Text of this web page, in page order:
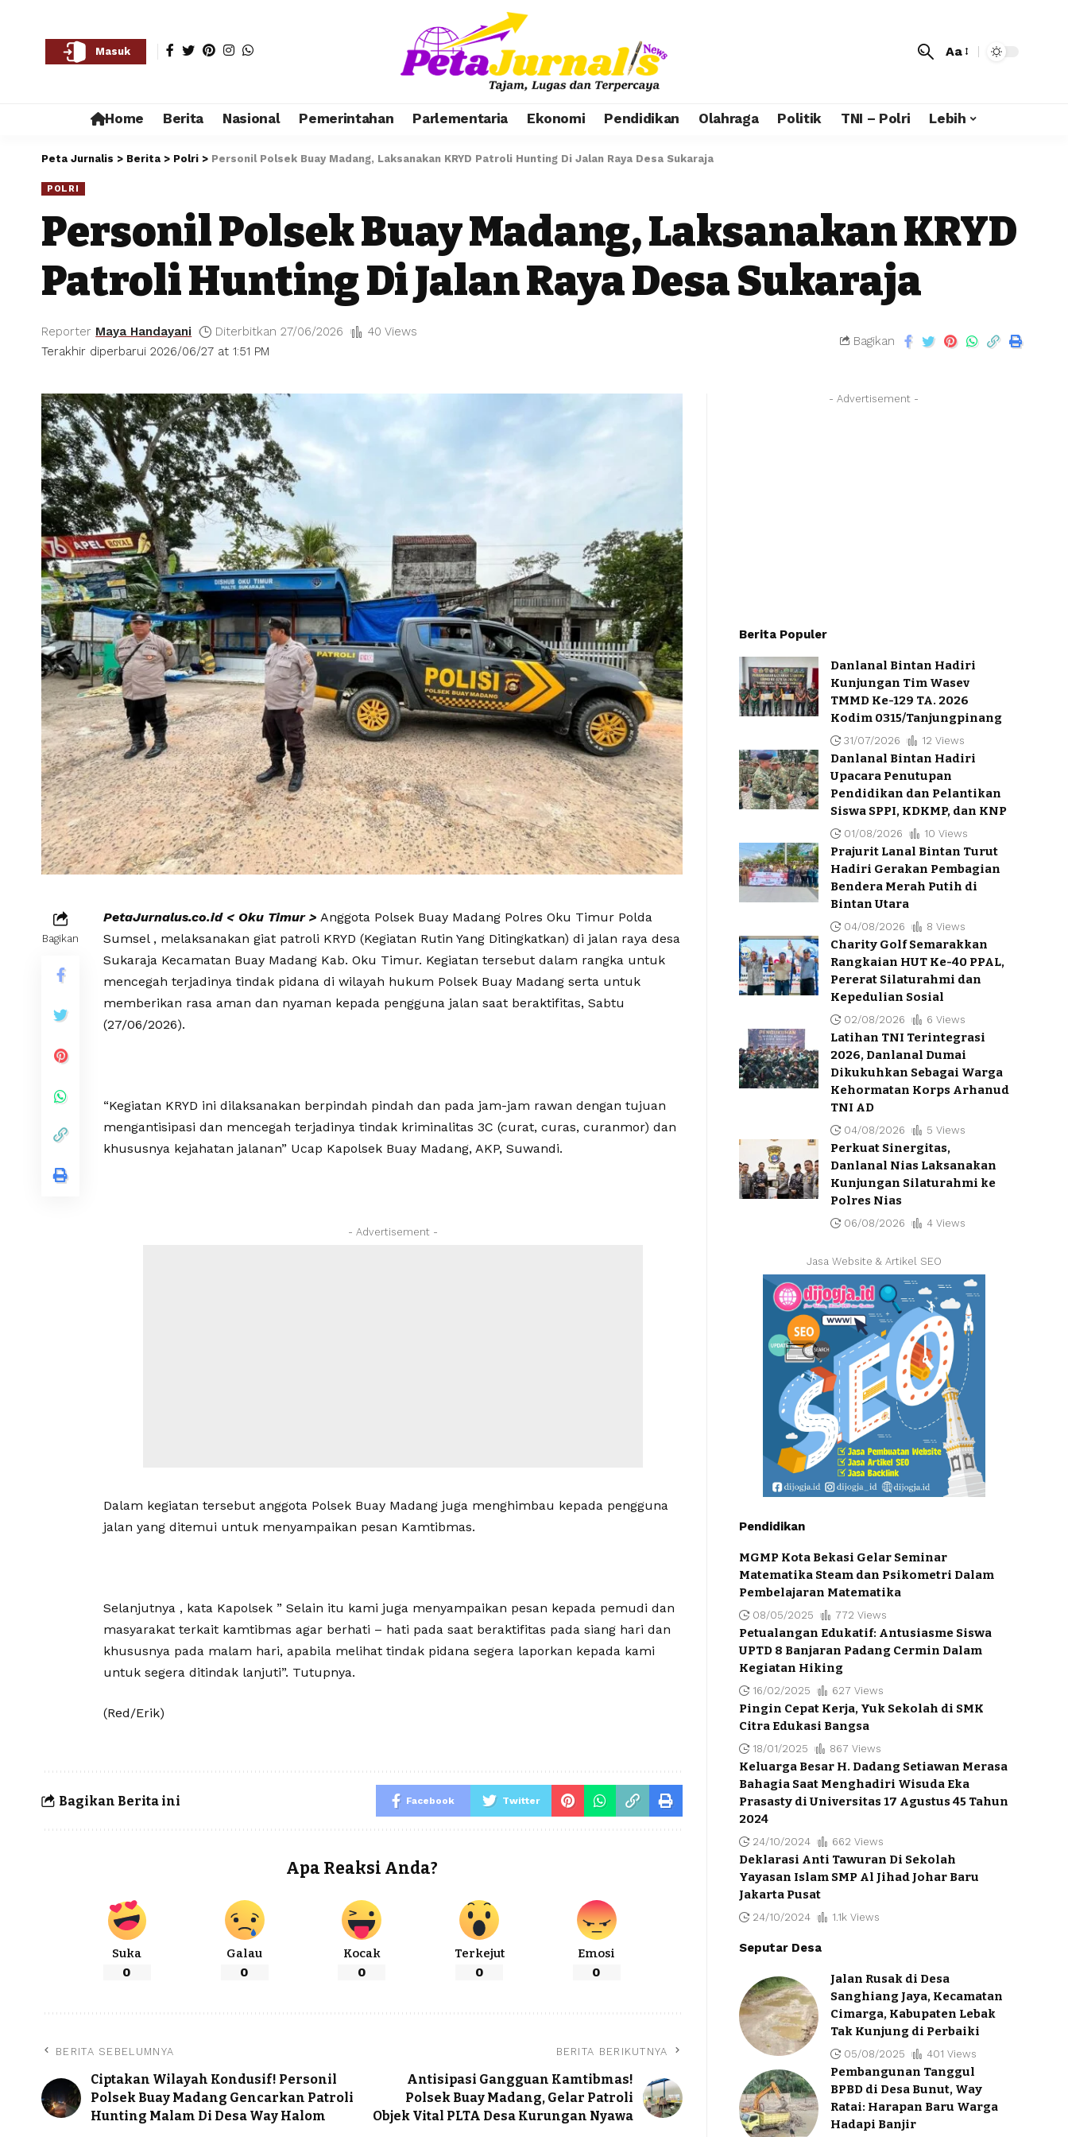
Masuk Aa
Home Berita Nasional Pemerintahan Parlementaria Ekonomi Pendidikan Olahraga Politik TNI – Polri Lebih
Peta Jurnalis > Berita > Polri > Personil Polsek Buay Madang, Laksanakan KRYD Patroli Hunting Di Jalan Raya Desa Sukaraja
POLRI
Personil Polsek Buay Madang, Laksanakan KRYD
Patroli Hunting Di Jalan Raya Desa Sukaraja
Terakhir diperbarui 2026/06/27 at 1:51 PM
Reporter Maya Handayani Diterbitkan 27/06/2026 40 Views
Bagikan
Bagikan
PetaJurnalus.co.id < Oku Timur > Anggota Polsek Buay Madang Polres Oku Timur Polda
Sumsel , melaksanakan giat patroli KRYD (Kegiatan Rutin Yang Ditingkatkan) di jalan raya desa
Sukaraja Kecamatan Buay Madang Kab. Oku Timur. Kegiatan tersebut dalam rangka untuk
mencegah terjadinya tindak pidana di wilayah hukum Polsek Buay Madang serta untuk
memberikan rasa aman dan nyaman kepada pengguna jalan saat beraktifitas, Sabtu
(27/06/2026).
“Kegiatan KRYD ini dilaksanakan berpindah pindah dan pada jam-jam rawan dengan tujuan
mengantisipasi dan mencegah terjadinya tindak kriminalitas 3C (curat, curas, curanmor) dan
khususnya kejahatan jalanan” Ucap Kapolsek Buay Madang, AKP, Suwandi.
- Advertisement -
Dalam kegiatan tersebut anggota Polsek Buay Madang juga menghimbau kepada pengguna
jalan yang ditemui untuk menyampaikan pesan Kamtibmas.
Selanjutnya , kata Kapolsek ” Selain itu kami juga menyampaikan pesan kepada pemudi dan
masyarakat terkait kamtibmas agar berhati – hati pada saat beraktifitas pada siang hari dan
khususnya pada malam hari, apabila melihat tindak pidana segera laporkan kepada kami
untuk segera ditindak lanjuti”. Tutupnya.
(Red/Erik)
Bagikan Berita ini Facebook Twitter
Apa Reaksi Anda?
Suka
0
Galau
0
Kocak
0
Terkejut
0
Emosi
0
BERITA SEBELUMNYA
Ciptakan Wilayah Kondusif! Personil
Polsek Buay Madang Gencarkan Patroli
Hunting Malam Di Desa Way Halom
BERITA BERIKUTNYA
Antisipasi Gangguan Kamtibmas!
Polsek Buay Madang, Gelar Patroli
Objek Vital PLTA Desa Kurungan Nyawa
- Advertisement -
Berita Populer
Danlanal Bintan Hadiri
Kunjungan Tim Wasev
TMMD Ke-129 TA. 2026
Kodim 0315/Tanjungpinang
31/07/2026 12 Views
Danlanal Bintan Hadiri
Upacara Penutupan
Pendidikan dan Pelantikan
Siswa SPPI, KDKMP, dan KNP
01/08/2026 10 Views
Prajurit Lanal Bintan Turut
Hadiri Gerakan Pembagian
Bendera Merah Putih di
Bintan Utara
04/08/2026 8 Views
Charity Golf Semarakkan
Rangkaian HUT Ke-40 PPAL,
Pererat Silaturahmi dan
Kepedulian Sosial
02/08/2026 6 Views
Latihan TNI Terintegrasi
2026, Danlanal Dumai
Dikukuhkan Sebagai Warga
Kehormatan Korps Arhanud
TNI AD
04/08/2026 5 Views
Perkuat Sinergitas,
Danlanal Nias Laksanakan
Kunjungan Silaturahmi ke
Polres Nias
06/08/2026 4 Views
Jasa Website & Artikel SEO
Pendidikan
MGMP Kota Bekasi Gelar Seminar
Matematika Steam dan Psikometri Dalam
Pembelajaran Matematika
08/05/2025 772 Views
Petualangan Edukatif: Antusiasme Siswa
UPTD 8 Banjaran Padang Cermin Dalam
Kegiatan Hiking
16/02/2025 627 Views
Pingin Cepat Kerja, Yuk Sekolah di SMK
Citra Edukasi Bangsa
18/01/2025 867 Views
Keluarga Besar H. Dadang Setiawan Merasa
Bahagia Saat Menghadiri Wisuda Eka
Prasasty di Universitas 17 Agustus 45 Tahun
2024
24/10/2024 662 Views
Deklarasi Anti Tawuran Di Sekolah
Yayasan Islam SMP Al Jihad Johar Baru
Jakarta Pusat
24/10/2024 1.1k Views
Seputar Desa
Jalan Rusak di Desa
Sanghiang Jaya, Kecamatan
Cimarga, Kabupaten Lebak
Tak Kunjung di Perbaiki
05/08/2025 401 Views
Pembangunan Tanggul
BPBD di Desa Bunut, Way
Ratai: Harapan Baru Warga
Hadapi Banjir